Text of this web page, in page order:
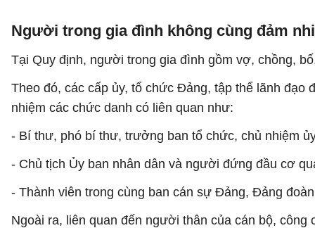
Người trong gia đình không cùng đảm
Tại Quy định, người trong gia đình gồm vợ, chồng,
Theo đó, các cấp ủy, tổ chức Đảng, tập thể lãnh
nhiệm các chức danh có liên quan như:
- Bí thư, phó bí thư, trưởng ban tổ chức, chủ nhiệm
- Chủ tịch Ủy ban nhân dân và người đứng đầu cơ
- Thành viên trong cùng ban cán sự Đảng, Đảng
Ngoài ra, liên quan đến người thân của cán bộ, công